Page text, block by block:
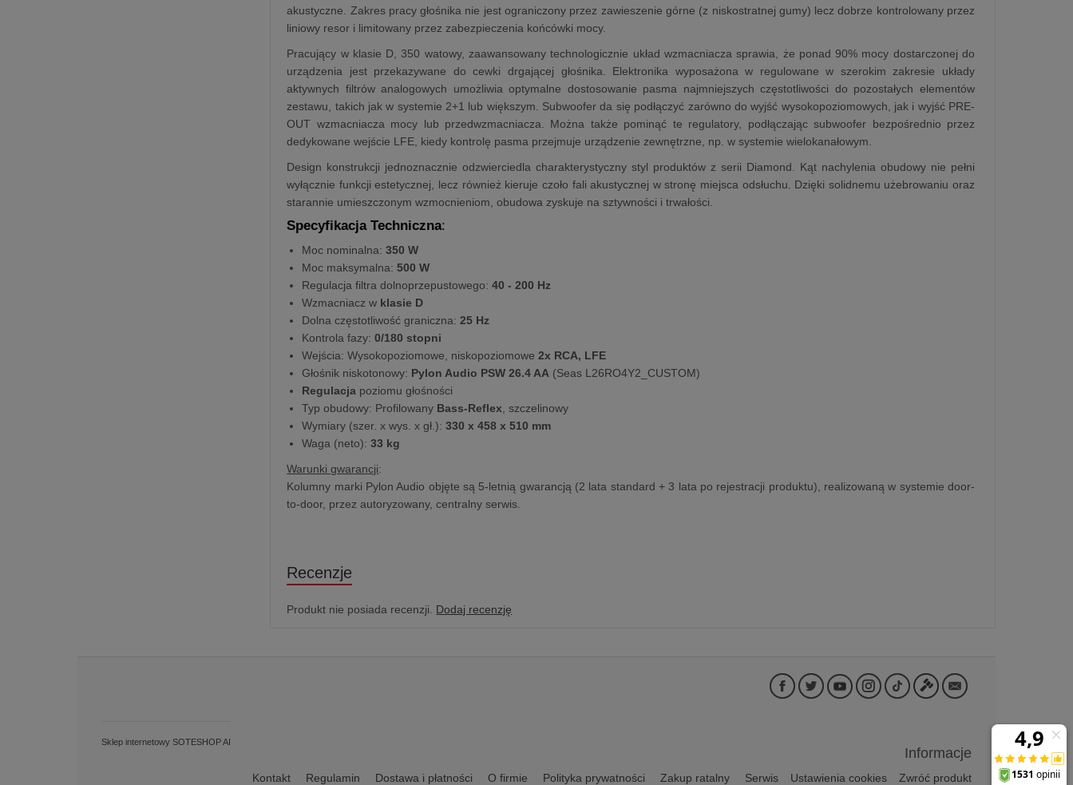
akustyczne. Zakres pracy głośnika nie jest ograniczony przez zawieszenie górne (z niskostratnej gumy) lecz dobrze kontrolowany przez
liniowy resor i limitowany przez zabezpieczenia końcówki mocy.
Pracujący w klasie D, 350 watowy, zaawansowany technologicznie układ wzmacniacza sprawia, że ponad 90% mocy dostarczonej do
urządzenia jest przekazywane do cewki drgającej głośnika. Elektronika wyposażona w regulowane w szerokim zakresie układy
aktywnych filtrów analogowych umożliwia optymalne dostosowanie pasma najmniejszych częstotliwości do pozostałych elementów
zestawu, takich jak w systemie 2+1 lub większym. Subwoofer da się podłączyć zarówno do wyjść wysokopoziomowych, jak i wyjść PRE-
OUT wzmacniacza mocy lub przedwzmacniacza. Można także pominąć te regulatory, podłączając subwoofer bezpośrednio przez
dedykowane wejście LFE, kiedy kontrolę pasma przejmuje urządzenie zewnętrzne, np. w systemie wielokanałowym.
Design konstrukcji jednoznacznie odzwierciedla charakterystyczny styl produktów z serii Diamond. Kąt nachylenia obudowy nie pełni
wyłącznie funkcji estetycznej, lecz również kieruje czoło fali akustycznej w stronę miejsca odsłuchu. Dzięki solidnemu użebrowaniu oraz
starannie umieszczonym wzmocnieniom, obudowa zyskuje na sztywności i trwałości.
Specyfikacja Techniczna:
Moc nominalna: 350 W
Moc maksymalna: 500 W
Regulacja filtra dolnoprzepustowego: 40 - 200 Hz
Wzmacniacz w klasie D
Dolna częstotliwość graniczna: 25 Hz
Kontrola fazy: 0/180 stopni
Wejścia: Wysokopoziomowe, niskopoziomowe 2x RCA, LFE
Głośnik niskotonowy: Pylon Audio PSW 26.4 AA (Seas L26RO4Y2_CUSTOM)
Regulacja poziomu głośności
Typ obudowy: Profilowany Bass-Reflex , szczelinowy
Wymiary (szer. x wys. x gł.): 330 x 458 x 510 mm
Waga (neto): 33 kg
Warunki gwarancji:
Kolumny marki Pylon Audio objęte są 5-letnią gwarancją (2 lata standard + 3 lata po rejestracji produktu), realizowaną w systemie door-
to-door, przez autoryzowany, centralny serwis.
Recenzje
Produkt nie posiada recenzji. Dodaj recenzję
Informacje
Kontakt Regulamin Dostawa i płatności O firmie Polityka prywatności Zakup ratalny Serwis Ustawienia cookies Zwróć produkt
Sklep internetowy SOTESHOP AI